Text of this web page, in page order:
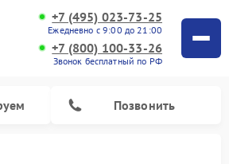
+7 (495) 023-73-25
Ежедневно с 9:00 до 21:00
+7 (800) 100-33-26
Звонок бесплатный по РФ
Позвонить